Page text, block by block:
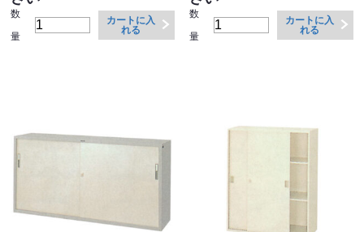
数
量
カートに入
れる
数
量
カートに入
れる